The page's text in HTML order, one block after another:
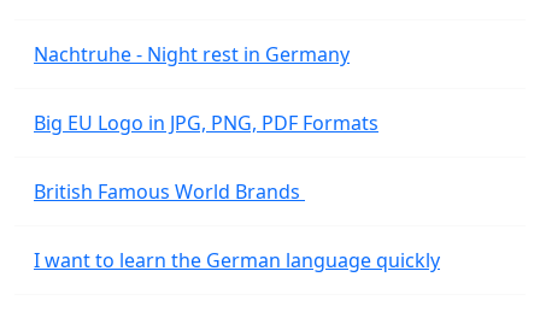
Nachtruhe - Night rest in Germany
Big EU Logo in JPG, PNG, PDF Formats
British Famous World Brands
I want to learn the German language quickly